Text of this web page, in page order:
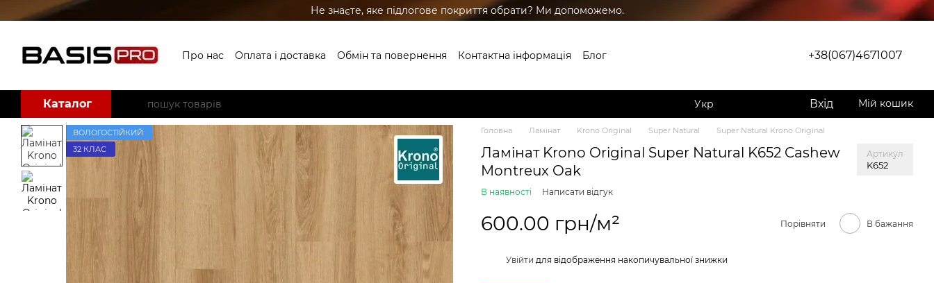
Перейти до основного контенту Не знаєте, яке підлогове покриття обрати? Ми допоможемо.
Про нас Оплата і доставка Обмін та повернення Контактна інформація
Блог
+38(067)4671007
Каталог Укр Вхід Мій кошик
ВОЛОГОСТІЙКИЙ
32 КЛАС
Головна Ламінат Krono Original Super Natural Super Natural Krono Original
Ламінат Krono Original Super Natural K652 Cashew
Montreux Oak
Артикул
K652
В наявності Написати відгук
600.00 грн/м² Порівняти В бажання
Увійти для відображення накопичувальної знижки